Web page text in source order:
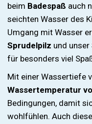
beim Badespaß auch
seichten Wasser des
Umgang mit Wasser
Sprudelpilz und unser
für besonders viel
Mit einer Wassertiefe
Wassertemperatur
Bedingungen, damit
wohlfühlen. Auch